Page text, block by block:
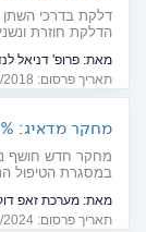
דלקת בדרכי
הדלקת חוזרת
מאת: פרופ' דניאל
תאריך פרסום: 12/07/2018
בישראל חוו
מחקר חדש חושף
במסגרת הטיפול
מאת: מערכת זאפ
תאריך פרסום: 15/04/2024